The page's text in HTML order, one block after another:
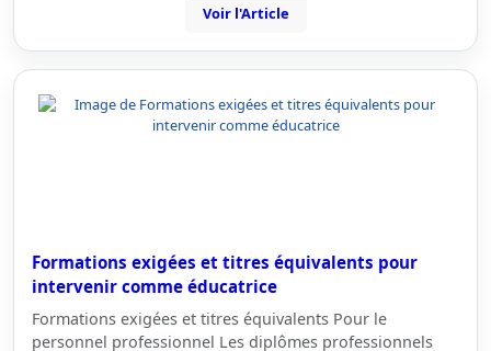
Voir l'Article
Formations exigées et titres équivalents pour
intervenir comme éducatrice
Formations exigées et titres équivalents Pour le
personnel professionnel Les diplômes professionnels